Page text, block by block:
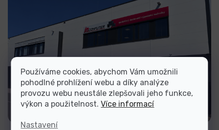
Používáme cookies, abychom Vám umožnili
pohodlné prohlížení webu a díky analýze
provozu webu neustále zlepšovali jeho funkce,
výkon a použitelnost.Více informací
Nastavení